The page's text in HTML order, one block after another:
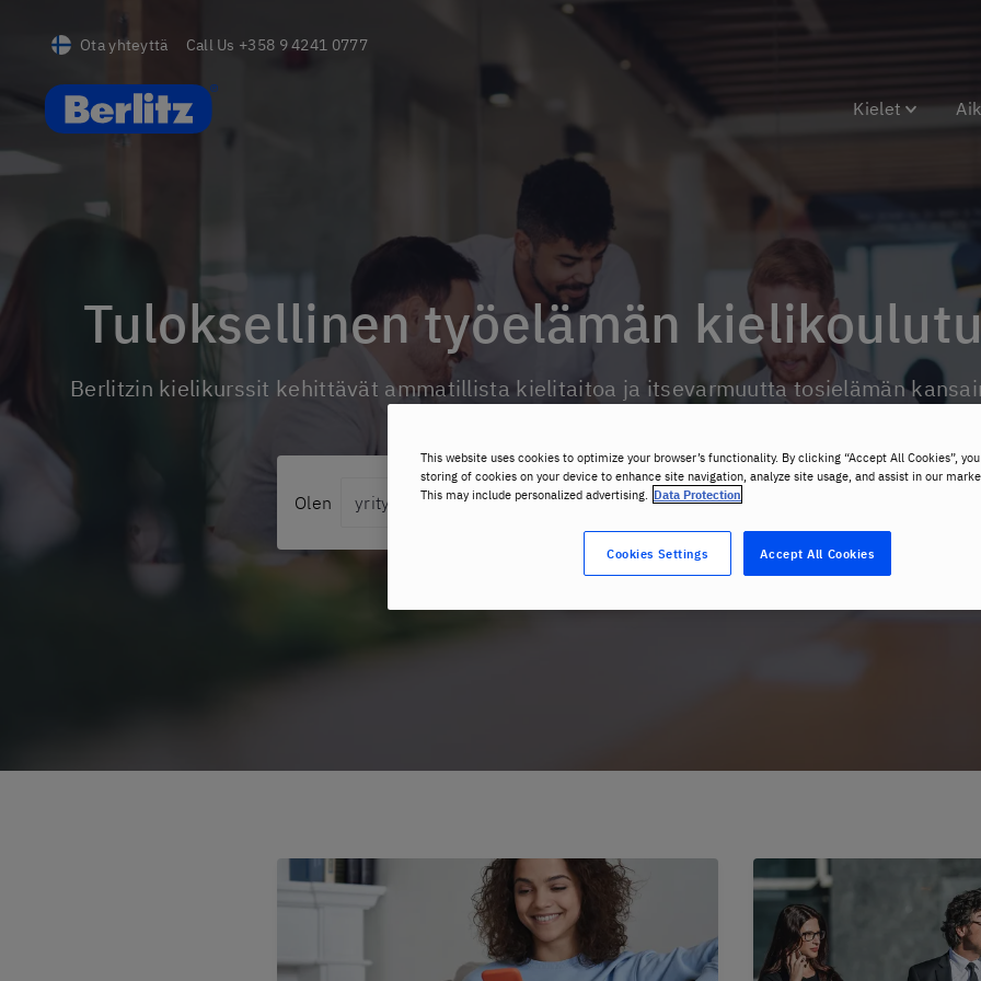
Ota yhteyttä Call Us +358 9 4241 0777
Berlitz FI
Kielet
Tuloksellinen työelämän
Berlitzin kielikurssit kehittävät ammatillista kielitaitoa ja itsevarmuutta tosielämän
Olen
Audience ja olen kiinnostunut
This website uses cookies to optimize your browser’s functionality. By clicking “Accept All Cookies”,
storing of cookies on your device to enhance site navigation, analyze site usage, and assist in our
This may include personalized advertising. Data Protection
Accept All Cookies
Cookies Settings